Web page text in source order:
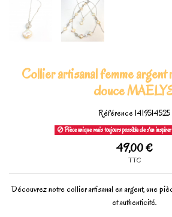
Collier artisanal femme argent
douce
Référence1419514525
Pièce unique mais toujours possible de s'en
49,00 €
TTC
Découvrez notre collier artisanal en argent, une
et authenticité.